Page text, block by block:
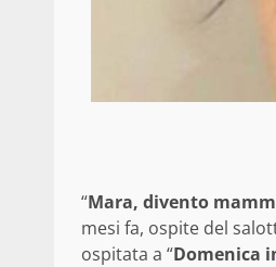
“Mara, divento
mesi fa, ospite del
ospitata a “Domenica